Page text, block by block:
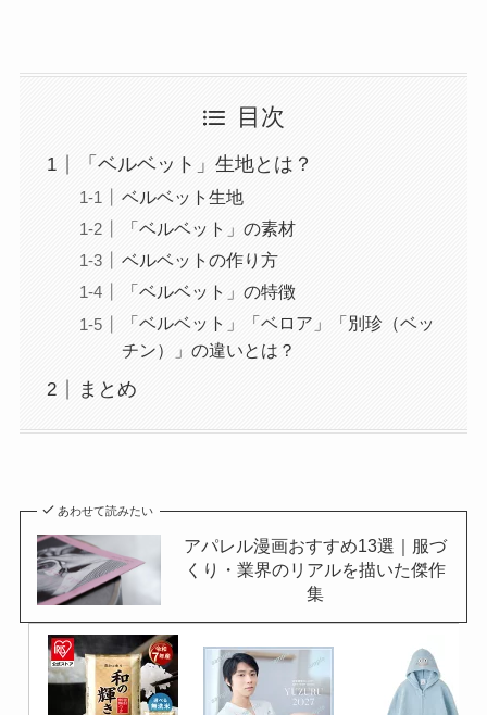
目次
「ベルベット」生地とは？
ベルベット生地
「ベルベット」の素材
ベルベットの作り方
「ベルベット」の特徴
「ベルベット」「ベロア」「別珍（ベッ
チン）」の違いとは？
まとめ
あわせて読みたい
アパレル漫画おすすめ13選｜服づ
くり・業界のリアルを描いた傑作
集